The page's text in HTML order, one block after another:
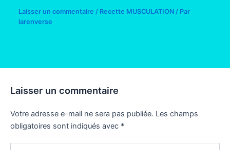
Laisser un commentaire / Recette MUSCULATION / Par
larenverse
Laisser un commentaire
Votre adresse e-mail ne sera pas publiée. Les champs
obligatoires sont indiqués avec *